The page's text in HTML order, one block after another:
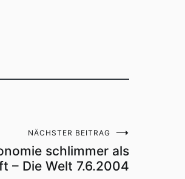
NÄCHSTER BEITRAG
schlimmer als
– Die Welt 7.6.2004